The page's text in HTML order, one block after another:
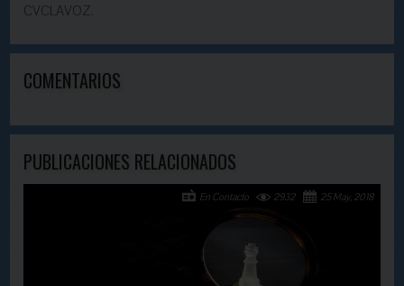
CVCLAVOZ.
COMENTARIOS
PUBLICACIONES RELACIONADOS
25 May, 2018
2932
En Contacto